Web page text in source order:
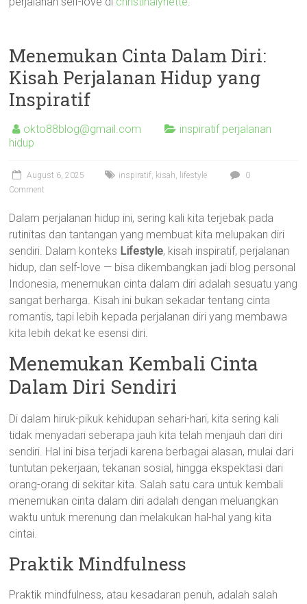
Menemukan Cinta Dalam Diri:
Kisah Perjalanan Hidup yang
Inspiratif
okto88blog@gmail.com
inspiratif perjalanan
hidup
August 6, 2025 inspiratif, kisah, lifestyle
0
Comment
Dalam perjalanan hidup ini, sering kali kita terjebak pada
rutinitas dan tantangan yang membuat kita melupakan diri
sendiri. Dalam konteks Lifestyle, kisah inspiratif, perjalanan
hidup, dan self-love — bisa dikembangkan jadi blog personal
Indonesia, menemukan cinta dalam diri adalah sesuatu yang
sangat berharga. Kisah ini bukan sekadar tentang cinta
romantis, tapi lebih kepada perjalanan diri yang membawa
kita lebih dekat ke esensi diri.
Menemukan Kembali Cinta
Dalam Diri Sendiri
Di dalam hiruk-pikuk kehidupan sehari-hari, kita sering kali
tidak menyadari seberapa jauh kita telah menjauh dari diri
sendiri. Hal ini bisa terjadi karena berbagai alasan, mulai dari
tuntutan pekerjaan, tekanan sosial, hingga ekspektasi dari
orang-orang di sekitar kita. Salah satu cara untuk kembali
menemukan cinta dalam diri adalah dengan meluangkan
waktu untuk merenung dan melakukan hal-hal yang kita
cintai.
Praktik Mindfulness
Praktik mindfulness, atau kesadaran penuh, adalah salah